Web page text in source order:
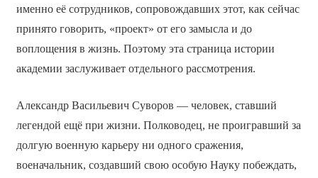
именно её сотрудников, сопровождавших этот, как сейчас
принято говорить, «проект» от его замысла и до
воплощения в жизнь. Поэтому эта страница истории
академии заслуживает отдельного рассмотрения.
Александр Васильевич Суворов — человек, ставший
легендой ещё при жизни. Полководец, не проигравший за
долгую военную карьеру ни одного сражения,
военачальник, создавший свою особую Науку побеждать,